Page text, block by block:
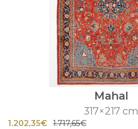
Mahal
317×217 cm
1.202,35€
1.717,65€